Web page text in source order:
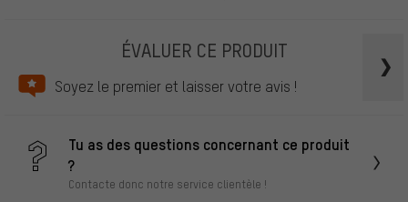
ÉVALUER CE PRODUIT
Soyez le premier et laisser votre avis !
Tu as des questions concernant ce produit
?
Contacte donc notre service clientèle !